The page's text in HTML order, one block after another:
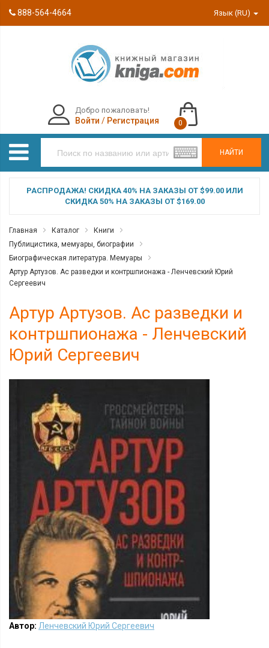
888-564-4664 Язык (RU)
НАЙТИ
Добро пожаловать!
Войти / Регистрация 0
РАСПРОДАЖА! СКИДКА 40% НА ЗАКАЗЫ ОТ $99.00 ИЛИ
СКИДКА 50% НА ЗАКАЗЫ ОТ $169.00
Главная Каталог
Книги
Публицистика, мемуары, биографии
Биографическая литература. Мемуары
Артур Артузов. Ас разведки и контршпионажа - Ленчевский Юрий
Сергеевич
Артур Артузов. Ас разведки и
контршпионажа - Ленчевский
Юрий Сергеевич
Автор: Ленчевский Юрий Сергеевич